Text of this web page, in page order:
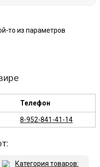
то из параметров
Телефон
8-952-841-41-14